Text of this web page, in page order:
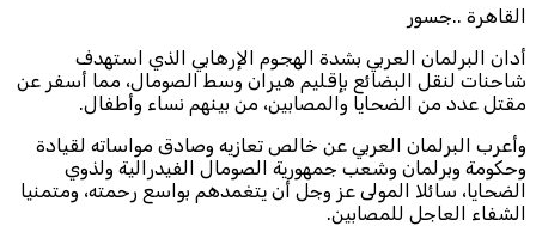
القاهرة ..جسور
أدان البرلمان العربي بشدة الهجوم الإرهابي الذي استهدف
شاحنات لنقل البضائع بإقليم هيران وسط الصومال، مما أسفر عن
مقتل عدد من الضحايا والمصابين، من بينهم نساء وأطفال.
وأعرب البرلمان العربي عن خالص تعازيه وصادق مواساته لقيادة
وحكومة وبرلمان وشعب جمهورية الصومال الفيدرالية ولذوي
الضحايا، سائلا المولى عز وجل أن يتغمدهم بواسع رحمته، ومتمنيا
الشفاء العاجل للمصابين.